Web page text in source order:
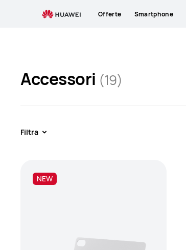
Offerte Smartphone
Accessori (19)
Filtra
NEW